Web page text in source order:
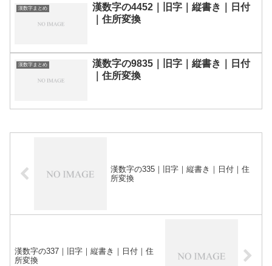
漢数字まとめ
漢数字の4452｜旧字｜縦書き｜日付
｜住所変換
漢数字まとめ
漢数字の9835｜旧字｜縦書き｜日付
｜住所変換
漢数字の335｜旧字｜縦書き｜日付｜住
所変換
漢数字の337｜旧字｜縦書き｜日付｜住
所変換